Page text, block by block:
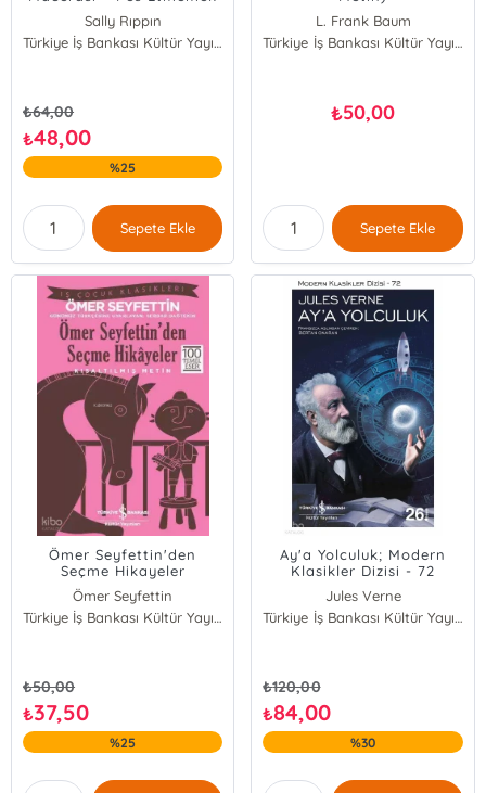
Sally Rıppın
Türkiye İş Bankası Kültür Yayınları
₺64,00
₺48,00
%25
Sepete Ekle
L. Frank Baum
Türkiye İş Bankası Kültür Yayınları
₺50,00
Sepete Ekle
Ömer Seyfettin'den
Seçme Hikayeler
Ömer Seyfettin
Türkiye İş Bankası Kültür Yayınları
₺50,00
₺37,50
%25
Ay'a Yolculuk; Modern
Klasikler Dizisi - 72
Jules Verne
Türkiye İş Bankası Kültür Yayınları
₺120,00
₺84,00
%30